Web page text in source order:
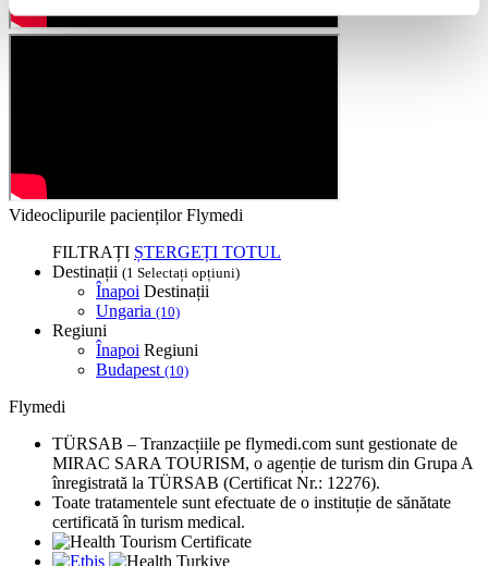
Videoclipurile pacienților Flymedi
FILTRAȚI ȘTERGEȚI TOTUL
Destinații (1 Selectați opțiuni)
Înapoi Destinații
Ungaria (10)
Regiuni
Înapoi Regiuni
Budapest (10)
Flymedi
TÜRSAB – Tranzacțiile pe flymedi.com sunt gestionate de
MIRAC SARA TOURISM, o agenție de turism din Grupa A
înregistrată la TÜRSAB (Certificat Nr.: 12276).
Toate tratamentele sunt efectuate de o instituție de sănătate
certificată în turism medical.